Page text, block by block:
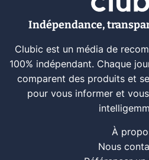
Indépendance,
Clubic est un média de
100% indépendant. Chaque
comparent des produits et
pour vous informer et
À
Nous